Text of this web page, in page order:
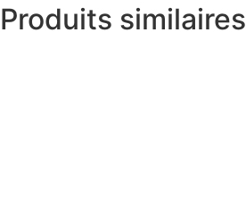
Produits similaires